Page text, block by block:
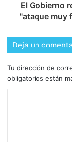
El Gobierno
"ataque muy
Deja un
Tu dirección de
obligatorios están